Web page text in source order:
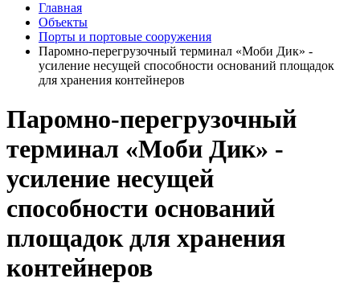
Главная
Объекты
Порты и портовые сооружения
Паромно-перегрузочный терминал «Моби Дик» -
усиление несущей способности оснований площадок
для хранения контейнеров
Паромно-перегрузочный
терминал «Моби Дик» -
усиление несущей
способности оснований
площадок для хранения
контейнеров